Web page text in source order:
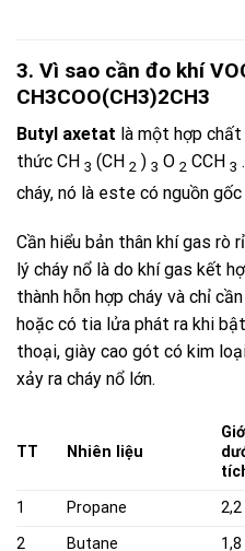
3. Vì sao cần đo khí
CH3COO(CH3)2CH3
Butyl axetat là một hợp
thức CH 3 (CH 2 ) 3 O 2 CCH 3
cháy, nó là este có nguồn
Cần hiểu bản thân khí gas rò
lý cháy nổ là do khí gas kết
thành hỗn hợp cháy và chỉ
hoặc có tia lửa phát ra khi
thoại, giày cao gót có kim
xảy ra cháy nổ lớn.
TT Nhiên liệu
1
Propane 2,2
2
Butane 1,8